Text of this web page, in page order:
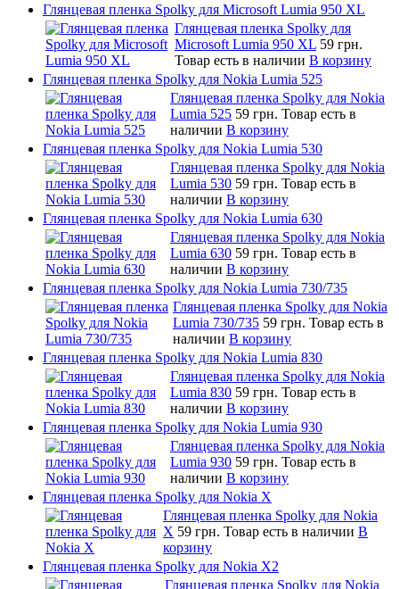
Глянцевая пленка Spolky для Microsoft Lumia 950 XL
Глянцевая пленка Spolky для
Microsoft Lumia 950 XL 59 грн.
Товар есть в наличии В корзину
Глянцевая пленка Spolky для Nokia Lumia 525
Глянцевая пленка Spolky для Nokia
Lumia 525 59 грн. Товар есть в
наличии В корзину
Глянцевая пленка Spolky для Nokia Lumia 530
Глянцевая пленка Spolky для Nokia
Lumia 530 59 грн. Товар есть в
наличии В корзину
Глянцевая пленка Spolky для Nokia Lumia 630
Глянцевая пленка Spolky для Nokia
Lumia 630 59 грн. Товар есть в
наличии В корзину
Глянцевая пленка Spolky для Nokia Lumia 730/735
Глянцевая пленка Spolky для Nokia
Lumia 730/735 59 грн. Товар есть в
наличии В корзину
Глянцевая пленка Spolky для Nokia Lumia 830
Глянцевая пленка Spolky для Nokia
Lumia 830 59 грн. Товар есть в
наличии В корзину
Глянцевая пленка Spolky для Nokia Lumia 930
Глянцевая пленка Spolky для Nokia
Lumia 930 59 грн. Товар есть в
наличии В корзину
Глянцевая пленка Spolky для Nokia X
Глянцевая пленка Spolky для Nokia
X 59 грн. Товар есть в наличии В
корзину
Глянцевая пленка Spolky для Nokia X2
Глянцевая пленка Spolky для Nokia